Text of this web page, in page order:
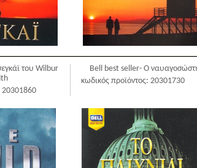
του Wilbur
20301860
Bell best seller- Ο
κωδικός προϊόντος: 20301730